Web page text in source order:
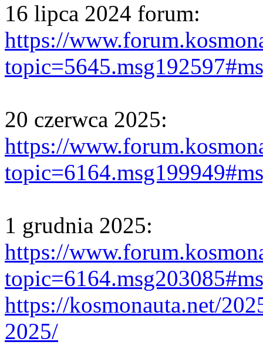
16 lipca 2024 forum:
https://
20 czerwca 2025:
https://
1 grudnia 2025:
https://
https://kosmonauta.net/
2025/